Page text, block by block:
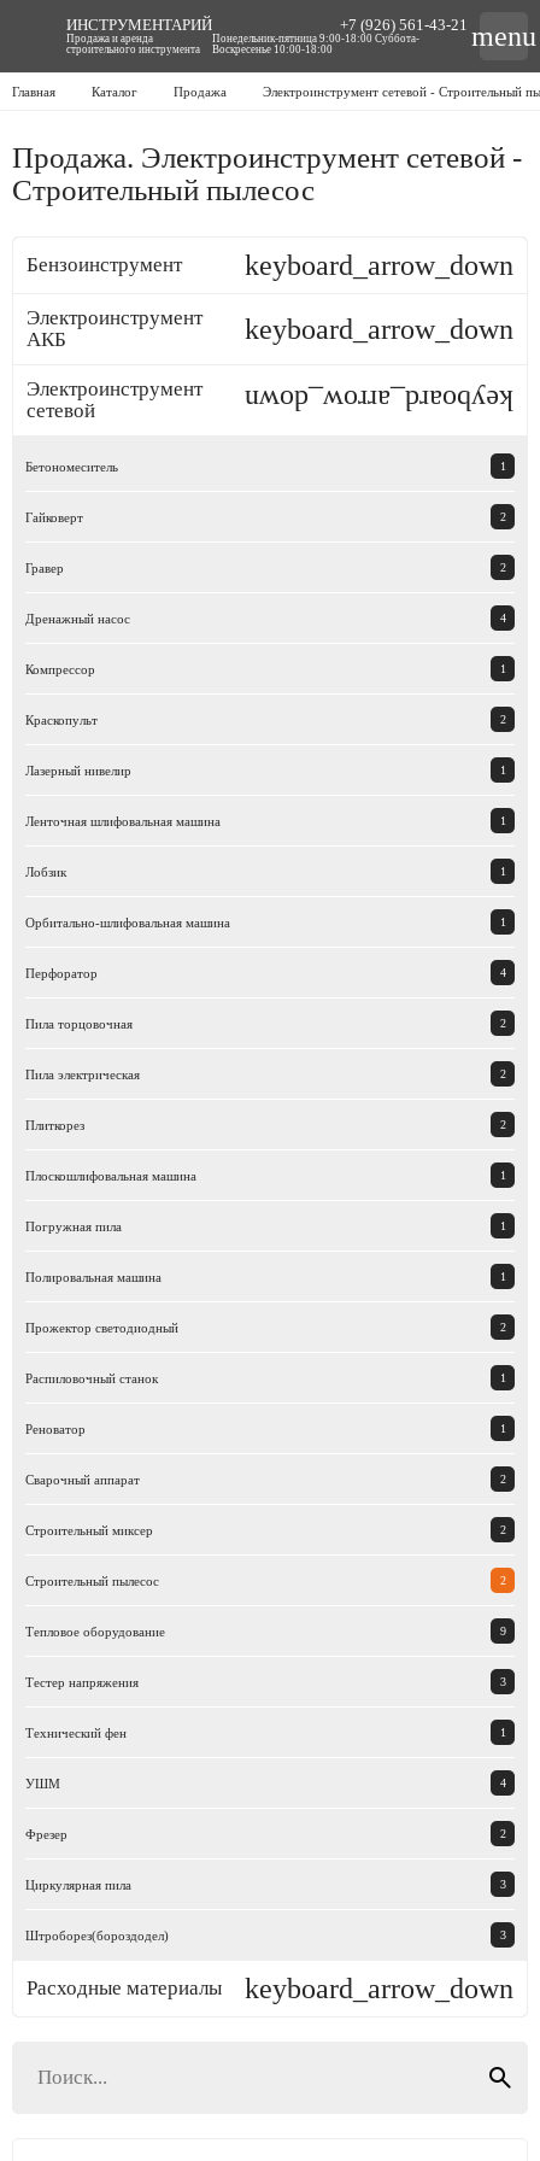
Главная Каталог Продажа Электроинструмент сетевой - Строительный
Продажа. Электроинструмент сетевой -
Строительный пылесос
Бензоинструмент keyboard_arrow_down
Электроинструмент
АКБ
keyboard_arrow_down
Электроинструмент
сетевой
keyboard_arrow_down
Бетономеситель 1
Гайковерт 2
Гравер 2
Дренажный насос 4
Компрессор 1
Краскопульт 2
Лазерный нивелир 1
Ленточная шлифовальная машина 1
Лобзик 1
Орбитально-шлифовальная машина 1
Перфоратор 4
Пила торцовочная 2
Пила электрическая 2
Плиткорез 2
Плоскошлифовальная машина 1
Погружная пила 1
полировальная машина 1
Прожектор светодиодный 2
распиловочный станок 1
реноватор 1
Сварочный аппарат 2
Строительный миксер 2
Строительный пылесос 2
Тепловое оборудование 9
Тестер напряжения 3
Технический фен 1
УШМ 4
Фрезер 2
Циркулярная пила 3
Штроборез(бороздодел) 3
Расходные материалы keyboard_arrow_down
ИНСТРУМЕНТАРИЙ
Продажа и аренда
строительного инструмента
+7 (926) 561-43-21
Понедельник-пятница 9:00-18:00 Суббота-
Воскресенье 10:00-18:00
menu